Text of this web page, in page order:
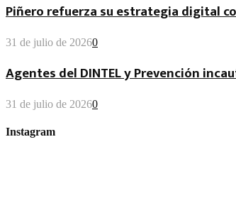
Piñero refuerza su estrategia digital
31 de julio de 20260
Agentes del DINTEL y Prevención
31 de julio de 20260
Instagram